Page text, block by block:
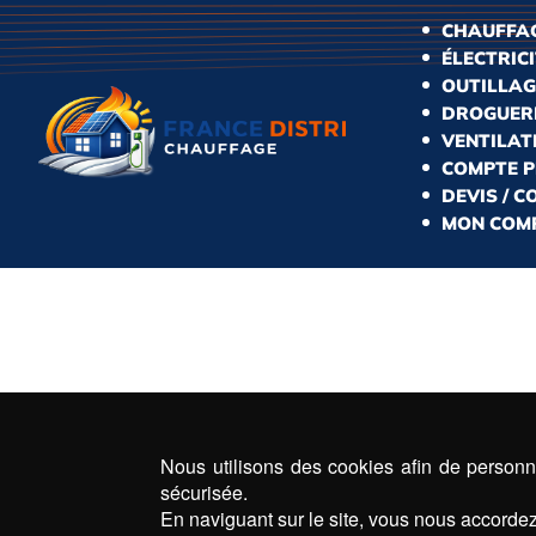
COMPTE
DEVIS /
MON
Nous utilisons des cookies afin de
sécurisée.
En naviguant sur le site, vous nous